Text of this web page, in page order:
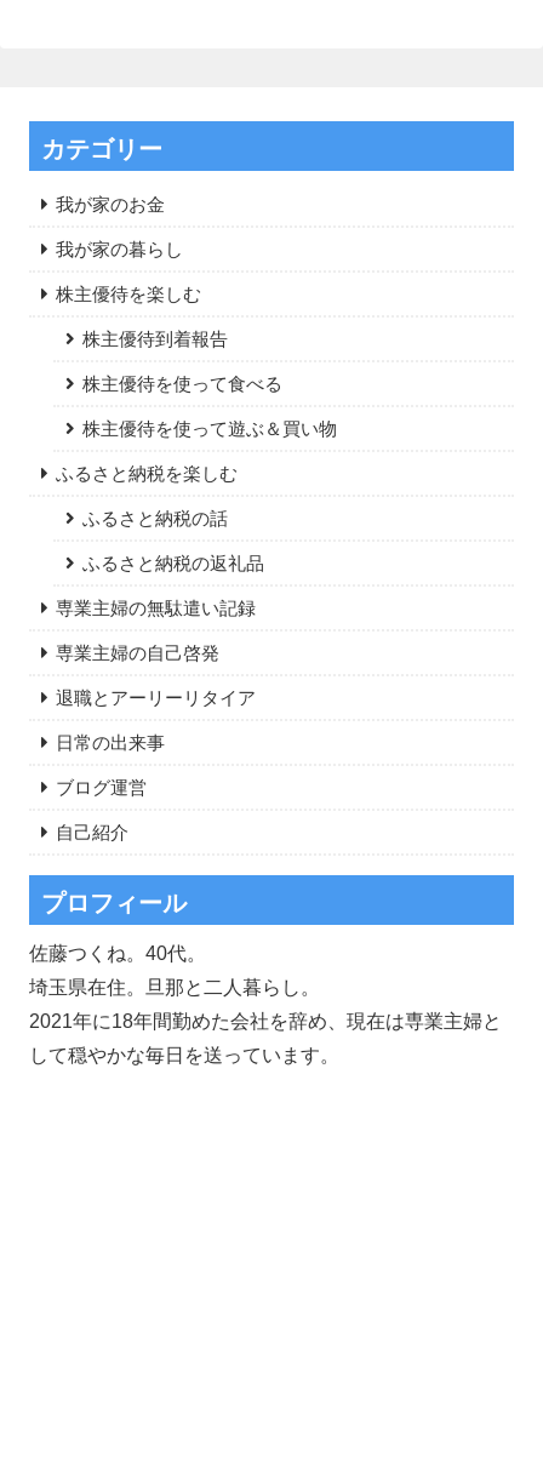
カテゴリー
我が家のお金
我が家の暮らし
株主優待を楽しむ
株主優待到着報告
株主優待を使って食べる
株主優待を使って遊ぶ＆買い物
ふるさと納税を楽しむ
ふるさと納税の話
ふるさと納税の返礼品
専業主婦の無駄遣い記録
専業主婦の自己啓発
退職とアーリーリタイア
日常の出来事
ブログ運営
自己紹介
プロフィール
佐藤つくね。40代。
埼玉県在住。旦那と二人暮らし。
2021年に18年間勤めた会社を辞め、現在は専業主婦と
して穏やかな毎日を送っています。